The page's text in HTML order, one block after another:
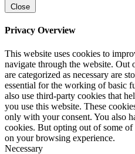
Close
Privacy Overview
This website uses cookies to
navigate through the website. Out
are categorized as necessary are
essential for the working of basic
also use third-party cookies that
you use this website. These
only with your consent. You also
cookies. But opting out of some of
on your browsing experience.
Necessary